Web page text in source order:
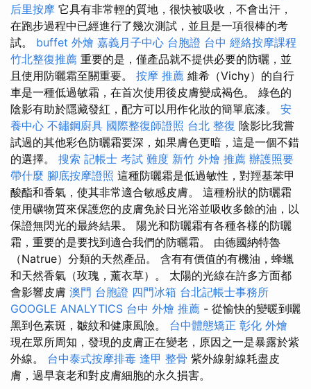
后里按摩 它具有非常輕的質地，很快被吸收，不會出汗，
在跑步過程中已經進行了幾次測試，並且是一項很棒的考
試。 buffet 外燴 嘉義月子中心 台胞證 台中 經絡按摩課程
竹北整復推薦 重要的是，僅產品就不提供必要的防曬，並
且使用防曬霜至關重要。 按摩 推薦 維希（Vichy）的自行
車是一種低過敏霜，在首次使用後皮膚變成褐色。 綠色的
陰影有助於隱藏發紅，配方可以用作化妝的簡單底漆。 安
養中心 不鏽鋼廚具 國際整復師證照 台北 整復 陰影比我嘗
試過的其他彩色防曬霜要深，如果膚色更暗，這是一個不錯
的選擇。 搜索 記帳士 考試 難度 新竹 外燴 推薦 辦護照要
帶什麼 腳底按摩證照 這種防曬霜是低過敏性，對羥基苯甲
酸酯和香氣，使其非常適合敏感皮膚。 這種粉狀的防曬霜
使用礦物質來保護您的皮膚免於日光浴並吸收多餘的油，以
保證無閃光的最終結果。 陽光和防曬霜有各種各樣的防曬
霜，重要的是要找到適合我們的防曬霜。 由德國納特魯
（Natrue）分類的天然產品。 含有有價值的有機油，蜂蠟
和天然香氣（玫瑰，薰衣草）。 太陽的光線在許多方面都
會影響皮膚 澳門 台胞證 四門冰箱 台北記帳士事務所
GOOGLE ANALYTICS 台中 外燴 推薦 - 從愉快的變暖到曬
黑到色素斑，皺紋和健康風險。 台中體態矯正 彰化 外燴
現在眾所周知，發現的皮膚正在變老，原因之一是暴露於紫
外線。 台中泰式按摩排毒 逢甲 整骨 紫外線射線耗盡皮
膚，過早衰老和對皮膚細胞的永久損害。